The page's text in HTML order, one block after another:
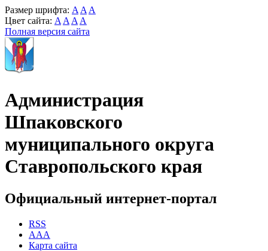
Размер шрифта: A A A
Цвет сайта: A A A A
Полная версия сайта
Администрация
Шпаковского
муниципального округа
Ставропольского края
Официальный интернет-портал
RSS
AAA
Карта сайта